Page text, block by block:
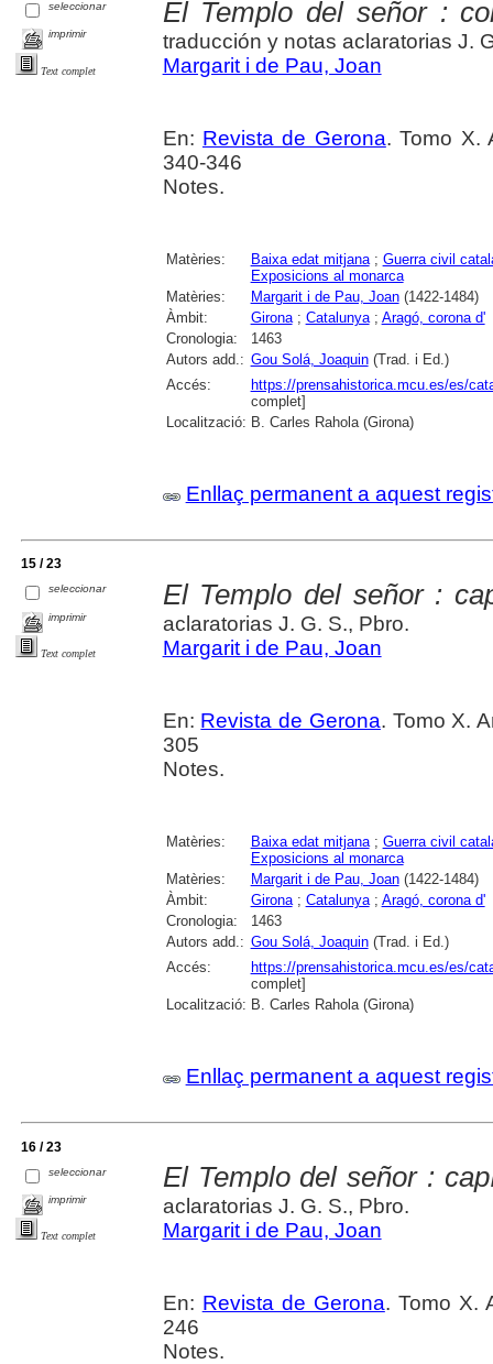
seleccionar
imprimir
Text complet
El Templo del señor :
traducción y notas aclaratorias J.
Margarit i de Pau, Joan
En: Revista de Gerona. Tomo X.
340-346
Notes.
Matèries: Baixa edat mitjana; Guerra civil
Exposicions al monarca
Matèries:
Margarit i de Pau, Joan(1422-1484)
Àmbit:
Girona; Catalunya; Aragó, corona d'
Cronologia:
1463
Autors add.: Gou Solá, Joaquin(Trad. i Ed.)
Accés:
https://prensahistorica.mcu.es/es/
complet]
Localització: B. Carles Rahola (Girona)
Enllaç permanent a aquest
15 / 23
seleccionar
imprimir
Text complet
El Templo del señor :
aclaratorias J. G. S., Pbro.
Margarit i de Pau, Joan
En: Revista de Gerona. Tomo X.
305
Notes.
Matèries: Baixa edat mitjana; Guerra civil
Exposicions al monarca
Matèries:
Margarit i de Pau, Joan(1422-1484)
Àmbit:
Girona; Catalunya; Aragó, corona d'
Cronologia:
1463
Autors add.: Gou Solá, Joaquin(Trad. i Ed.)
Accés:
https://prensahistorica.mcu.es/es/
complet]
Localització: B. Carles Rahola (Girona)
Enllaç permanent a aquest
16 / 23
seleccionar
imprimir
Text complet
El Templo del señor :
aclaratorias J. G. S., Pbro.
Margarit i de Pau, Joan
En: Revista de Gerona. Tomo X.
246
Notes.